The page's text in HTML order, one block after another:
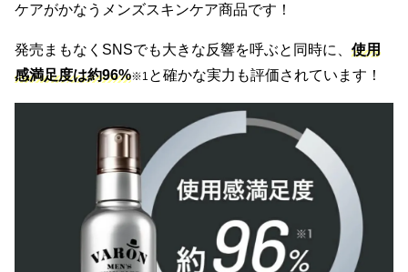
ケアがかなうメンズスキンケア商品です！
発売まもなくSNSでも大きな反響を呼ぶと同時に、 使用
感満足度は約96%※1 と確かな実力も評価されています！